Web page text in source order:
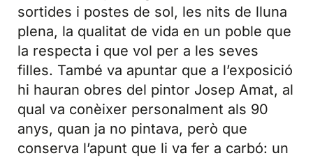
sortides i postes de sol, les nits de lluna
plena, la qualitat de vida en un poble que
la respecta i que vol per a les seves
filles. També va apuntar que a l’exposició
hi hauran obres del pintor Josep Amat, al
qual va conèixer personalment als 90
anys, quan ja no pintava, però que
conserva l’apunt que li va fer a carbó: un